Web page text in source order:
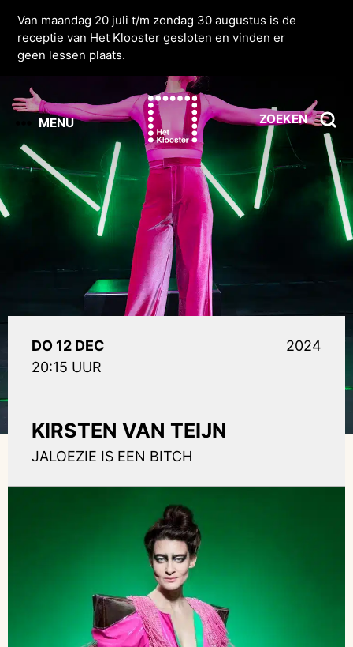
Van maandag 20 juli t/m zondag 30 augustus is de
receptie van Het Klooster gesloten en vinden er
geen lessen plaats.
MENU ZOEKEN
DO 12 DEC
20:15 UUR
2024
KIRSTEN VAN TEIJN
JALOEZIE IS EEN BITCH